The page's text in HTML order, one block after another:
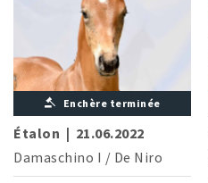
Enchère terminée
Étalon | 21.06.2022
Damaschino I / De Niro